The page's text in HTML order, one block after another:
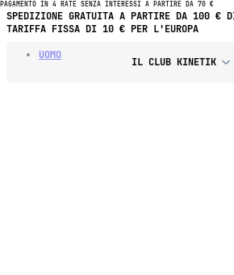
PAGAMENTO IN 4 RATE SENZA INTERESSI A
SPESA
UOMO
IL CLUB KINETIK
PAGAMENTO IN 4 RATE SENZA INTERESSI A PARTIRE DA 70 €